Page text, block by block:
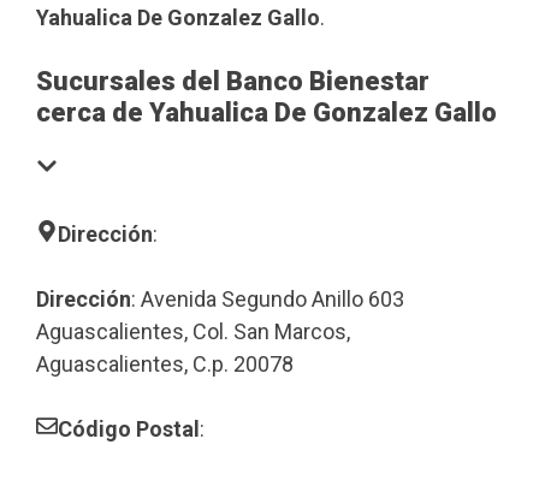
Yahualica De Gonzalez Gallo.
Sucursales del Banco Bienestar
cerca de Yahualica De Gonzalez Gallo
Dirección:
Dirección: Avenida Segundo Anillo 603
Aguascalientes, Col. San Marcos,
Aguascalientes, C.p. 20078
Código Postal :